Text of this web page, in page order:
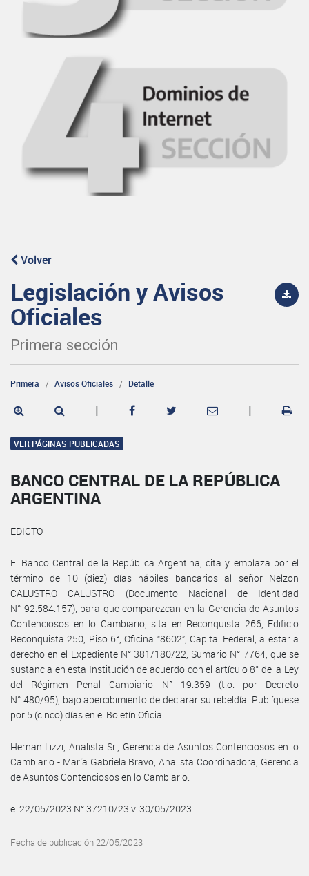
Volver
Legislación y Avisos
Oficiales
Primera sección
Primera Avisos Oficiales Detalle
| |
VER PÁGINAS PUBLICADAS
BANCO CENTRAL DE LA REPÚBLICA
ARGENTINA
EDICTO
El Banco Central de la República Argentina, cita y emplaza por el
término de 10 (diez) días hábiles bancarios al señor Nelzon
CALUSTRO CALUSTRO (Documento Nacional de Identidad
N° 92.584.157), para que comparezcan en la Gerencia de Asuntos
Contenciosos en lo Cambiario, sita en Reconquista 266, Edificio
Reconquista 250, Piso 6°, Oficina “8602”, Capital Federal, a estar a
derecho en el Expediente N° 381/180/22, Sumario N° 7764, que se
sustancia en esta Institución de acuerdo con el artículo 8° de la Ley
del Régimen Penal Cambiario N° 19.359 (t.o. por Decreto
N° 480/95), bajo apercibimiento de declarar su rebeldía. Publíquese
por 5 (cinco) días en el Boletín Oficial.
Hernan Lizzi, Analista Sr., Gerencia de Asuntos Contenciosos en lo
Cambiario - María Gabriela Bravo, Analista Coordinadora, Gerencia
de Asuntos Contenciosos en lo Cambiario.
e. 22/05/2023 N° 37210/23 v. 30/05/2023
Fecha de publicación 22/05/2023